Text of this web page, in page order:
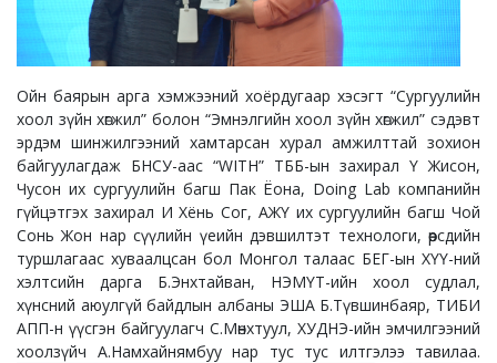
Ойн баярын арга хэмжээний хоёрдугаар хэсэгт “Сургуулийн
хоол зүйн хөгжил” болон “Эмнэлгийн хоол зүйн хөгжил” сэдэвт
эрдэм шинжилгээний хамтарсан хурал амжилттай зохион
байгуулагдаж БНСУ-аас “WITH” ТББ-ын захирал Ү Жисон,
Чусон их сургуулийн багш Пак Ёона, Doing Lab компанийн
гүйцэтгэх захирал И Хёнь Сог, АЖҮ их сургуулийн багш Чой
Сонь Жон нар сүүлийн үеийн дэвшилтэт технологи, өөрсдийн
туршлагаас хуваалцсан бол Монгол талаас БЕГ-ын ХҮҮ-ний
хэлтсийн дарга Б.Энхтайван, НЭМҮТ-ийн хоол судлал,
хүнсний аюулгүй байдлын албаны ЭША Б.Түвшинбаяр, ТИБИ
АПП-н үүсгэн байгуулагч С.Мөнхтуул, ХУДНЭ-ийн эмчилгээний
хоолзүйч А.Намхайнямбуу нар тус тус илтгэлээ тавилаа.